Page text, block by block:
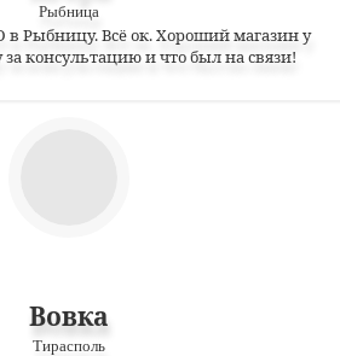
Рыбница
в Рыбницу. Всё ок. Хороший магазин у
консультацию и что был на связи!
Вовка
Тирасполь